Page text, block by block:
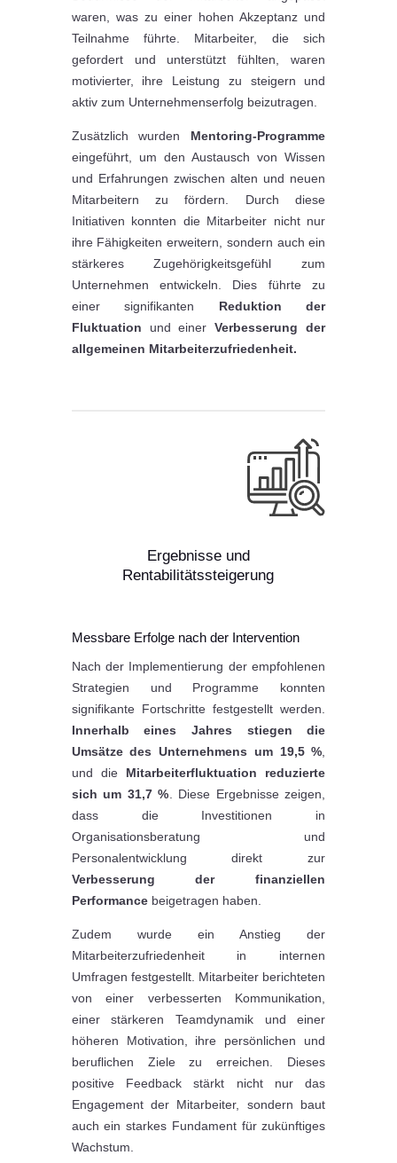
waren, was zu einer hohen Akzeptanz und
Teilnahme führte. Mitarbeiter, die sich
gefordert und unterstützt fühlten, waren
motivierter, ihre Leistung zu steigern und
aktiv zum Unternehmenserfolg beizutragen.
Zusätzlich wurden Mentoring-Programme
eingeführt, um den Austausch von Wissen
und Erfahrungen zwischen alten und neuen
Mitarbeitern zu fördern. Durch diese
Initiativen konnten die Mitarbeiter nicht nur
ihre Fähigkeiten erweitern, sondern auch ein
stärkeres Zugehörigkeitsgefühl zum
Unternehmen entwickeln. Dies führte zu
einer signifikanten Reduktion der
Fluktuation und einerVerbesserung der
allgemeinen Mitarbeiterzufriedenheit.
Ergebnisse und
Rentabilitätssteigerung
Messbare Erfolge nach der Intervention
Nach der Implementierung der empfohlenen
Strategien und Programme konnten
signifikante Fortschritte festgestellt werden.
Innerhalb eines Jahres stiegen die
Umsätze des Unternehmens um 19,5 %,
und die Mitarbeiterfluktuation reduzierte
sich um 31,7 %. Diese Ergebnisse zeigen,
dass die Investitionen in
Organisationsberatung und
Personalentwicklung direkt zur
Verbesserung der finanziellen
Performancebeigetragen haben.
Zudem wurde ein Anstieg der
Mitarbeiterzufriedenheit in internen
Umfragen festgestellt. Mitarbeiter berichteten
von einer verbesserten Kommunikation,
einer stärkeren Teamdynamik und einer
höheren Motivation, ihre persönlichen und
beruflichen Ziele zu erreichen. Dieses
positive Feedback stärkt nicht nur das
Engagement der Mitarbeiter, sondern baut
auch ein starkes Fundament für zukünftiges
Wachstum.